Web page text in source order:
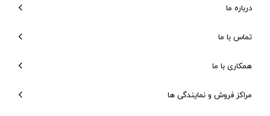
درباره ما
تماس با ما
همکاری با ما
مراکز فروش و نمایندگی ها